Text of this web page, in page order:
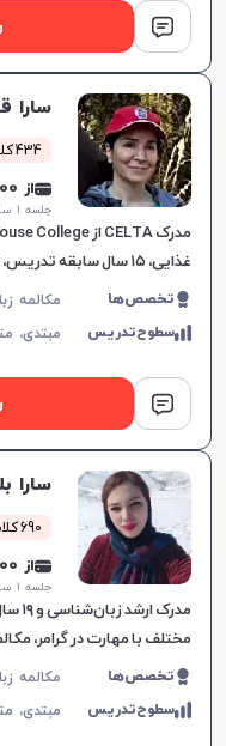
سارا
434 کلاس موفق
از 290,000 تومان
جلسه ۱ ساعتی
سطوح، برای پیشرفت
تخصص‌ها
سطوح‌تدریس مبتدی،
سارا
690 کلاس موفق
از 350,000 تومان
جلسه ۱ ساعتی
مختلف با مهارت در گرامر،
بالایی می‌دهد.
تخصص‌ها
سطوح‌تدریس مبتدی،